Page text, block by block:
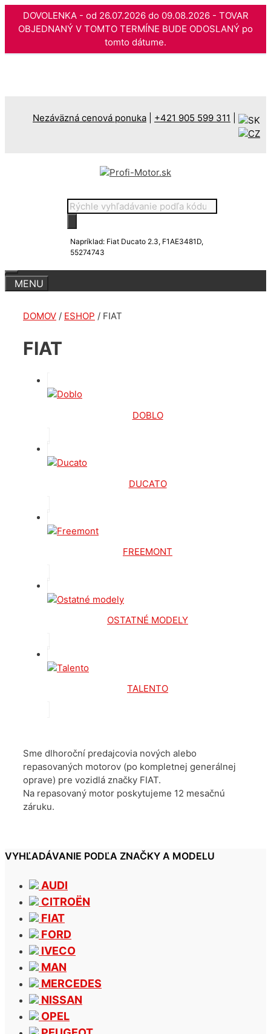
DOVOLENKA - od 26.07.2026 do 09.08.2026 - TOVAR
OBJEDNANÝ V TOMTO TERMÍNE BUDE ODOSLANÝ po
tomto dátume.
Nezáväzná cenová ponuka +421 905 599 311
Products
search
Napríklad: Fiat Ducato 2.3, F1AE3481D,
55274743
DOMOV / ESHOP / FIAT
FIAT
DOBLO
DUCATO
FREEMONT
OSTATNÉ MODELY
TALENTO
Sme dlhoroční predajcovia nových alebo
repasovaných motorov (po kompletnej generálnej
oprave) pre vozidlá značky FIAT.
Na repasovaný motor poskytujeme 12 mesačnú
záruku.
VYHĽADÁVANIE PODĽA ZNAČKY A MODELU
AUDI
CITROËN
FIAT
FORD
IVECO
MAN
MERCEDES
NISSAN
OPEL